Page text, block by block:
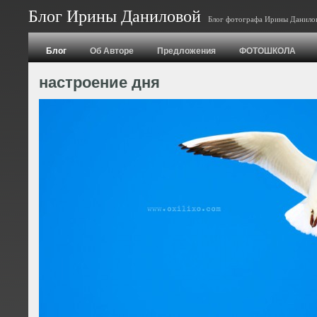
Блог Ирины Даниловой Блог фотографа Ирины
Блог Об Авторе Предложения ФОТОШКОЛА
настроение дня